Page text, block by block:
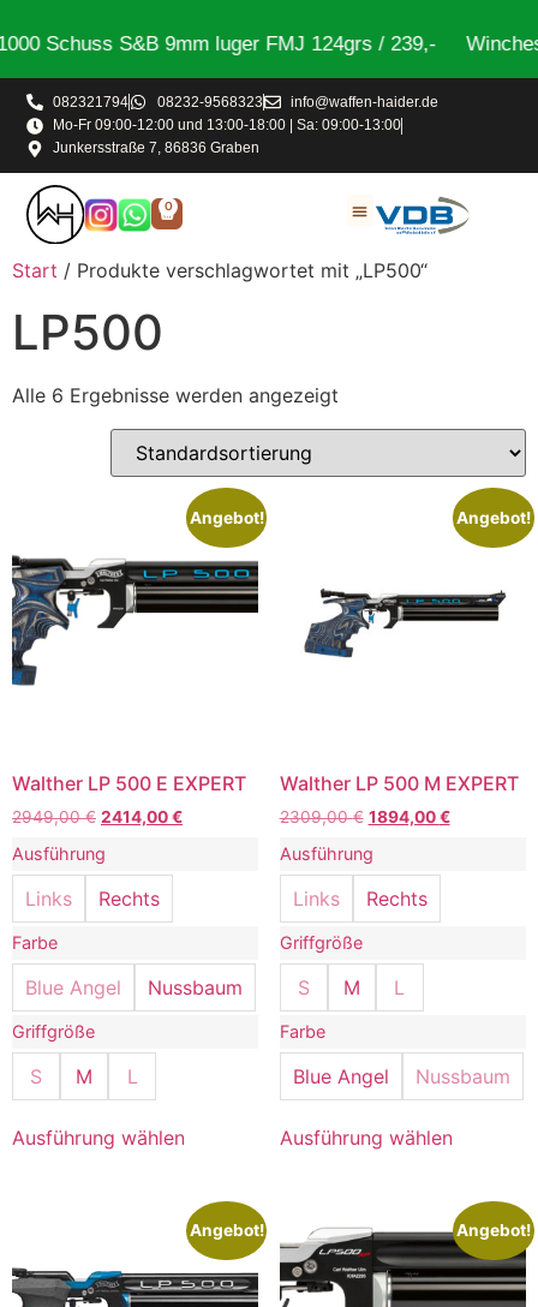
Schuss S&B 9mm luger FMJ 124grs / 239,-
082321794 08232-9568323
info@waffen-haider.de
Mo-Fr 09:00-12:00 und 13:00-18:00 | Sa: 09:00-13:00
Junkersstraße 7, 86836 Graben
0
Start / Produkte verschlagwortet mit „LP500“
LP500
Alle 6 Ergebnisse werden angezeigt
Angebot!
Walther LP 500 E EXPERT
2949,00€ 2414,00€
Ausführung
Links Rechts
Farbe
Blue Angel Nussbaum
Griffgröße
S M L
Ausführung wählen
Angebot!
Walther LP 500 M EXPERT
2309,00€ 1894,00€
Ausführung
Links Rechts
Griffgröße
S M L
Farbe
Blue Angel Nussbaum
Ausführung wählen
Angebot! Angebot!